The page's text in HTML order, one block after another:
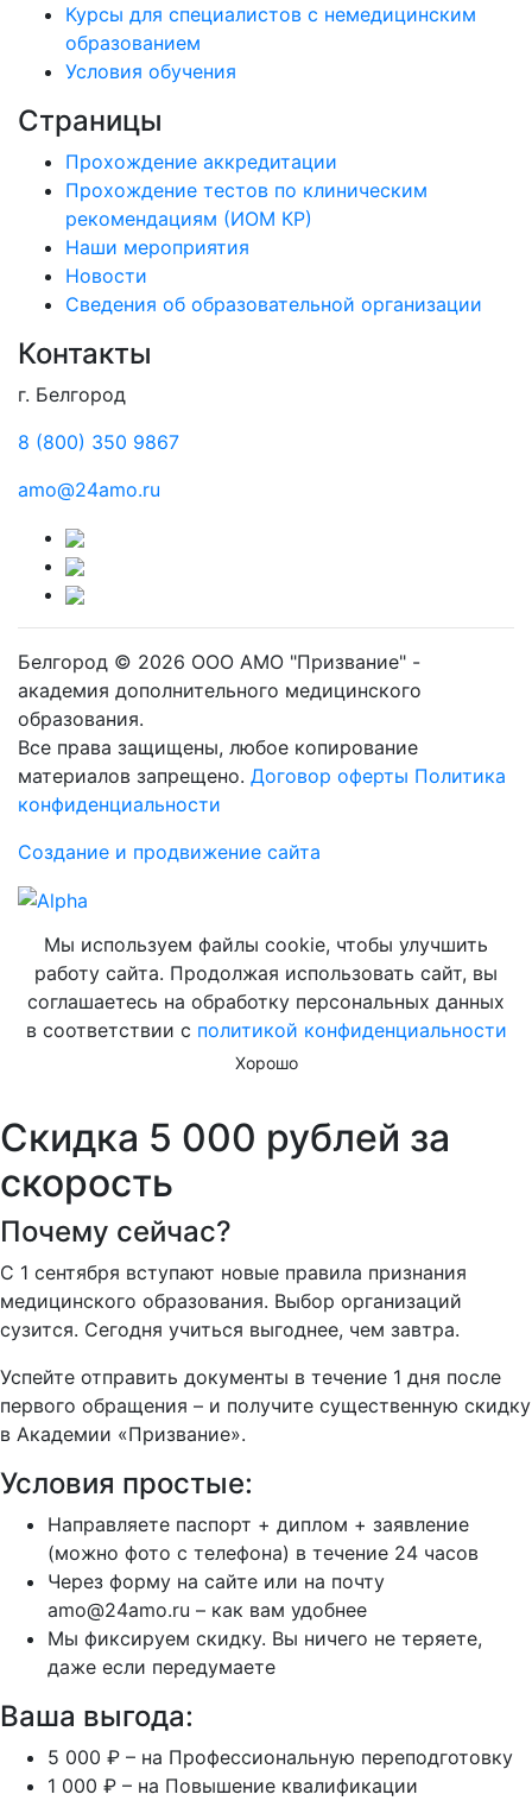
Курсы для специалистов с немедицинским
образованием
Условия обучения
Страницы
Прохождение аккредитации
Прохождение тестов по клиническим
рекомендациям (ИОМ КР)
Наши мероприятия
Новости
Сведения об образовательной организации
Контакты
г. Белгород
8 (800) 350 9867
amo@24amo.ru
Белгород © 2026 ООО АМО "Призвание" -
академия дополнительного медицинского
образования.
Все права защищены, любое копирование
материалов запрещено. Договор оферты Политика
конфиденциальности
Создание и продвижение сайта
Мы используем файлы cookie, чтобы улучшить
работу сайта. Продолжая использовать сайт, вы
соглашаетесь на обработку персональных данных
в соответствии с политикой конфиденциальности
Хорошо
Скидка 5 000 рублей за
скорость
Почему сейчас?
С 1 сентября вступают новые правила признания
медицинского образования. Выбор организаций
сузится. Сегодня учиться выгоднее, чем завтра.
Успейте отправить документы в течение 1 дня после
первого обращения – и получите существенную скидку
в Академии «Призвание».
Условия простые:
Направляете паспорт + диплом + заявление
(можно фото с телефона) в течение 24 часов
Через форму на сайте или на почту
amo@24amo.ru – как вам удобнее
Мы фиксируем скидку. Вы ничего не теряете,
даже если передумаете
Ваша выгода:
5 000 ₽ – на Профессиональную переподготовку
1 000 ₽ – на Повышение квалификации